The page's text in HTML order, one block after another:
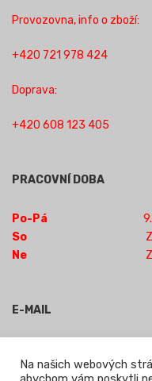
Provozovna, info o zboží:
+420 721 978 424
Doprava:
+420 608 123 405
PRACOVNÍ DOBA
Po-Pá
So
Ne
E-MAIL
Na našich webových